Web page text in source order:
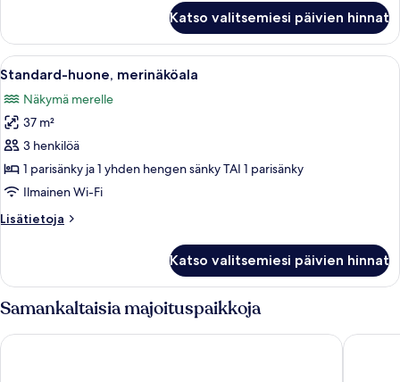
osittainen
merinäköala
Katso valitsemiesi päivien hinnat
Avaa
kaikki
huonetyypin
Standard-
huone,
merinäköala
kuvat
Hotellihuone, jossa on kaksi
6
Standard-huone, merinäköala
Näkymä merelle
37 m²
3 henkilöä
1 parisänky ja 1 yhden hengen sänky TAI 1 parisänky
Ilmainen Wi-Fi
Lisätietoja
Lisätietoja
merinäköala
Katso valitsemiesi päivien hinnat
Samankaltaisia majoituspaikkoja
Labranda Mares Marmaris - All Inclusive TUI